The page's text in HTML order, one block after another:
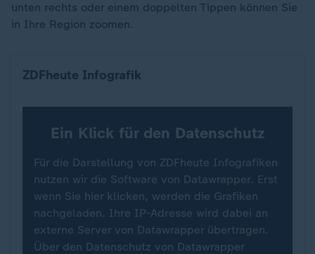
unten rechts oder einem doppelten Tippen können Sie
in Ihre Region zoomen.
ZDFheute Infografik
Ein Klick für den Datenschutz
Für die Darstellung von ZDFheute Infografiken
nutzen wir die Software von Datawrapper. Erst
wenn Sie hier klicken, werden die Grafiken
nachgeladen. Ihre IP-Adresse wird dabei an
externe Server von Datawrapper übertragen.
Über den Datenschutz von Datawrapper